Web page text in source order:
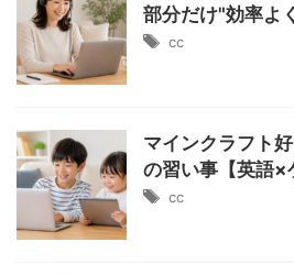
部分だけ"効率よ
cc
マインクラフト
の習い事【英語×
cc